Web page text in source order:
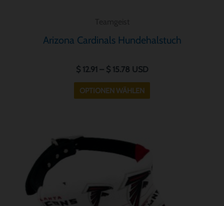
Arizona Cardinals Hundehalstuch
$12.91 – $15.78 USD
OPTIONEN WÄHLEN
$ 12.91
$ 15.78
mehrere
auf.